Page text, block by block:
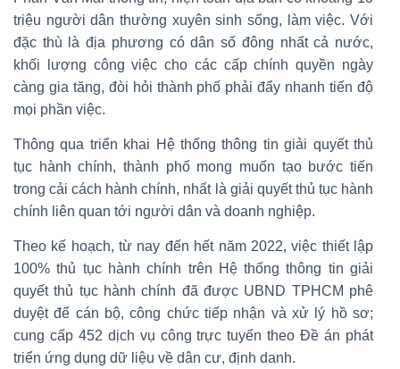
triệu người dân thường xuyên sinh sống, làm việc. Với
đặc thù là địa phương có dân số đông nhất cả nước,
khối lượng công việc cho các cấp chính quyền ngày
càng gia tăng, đòi hỏi thành phố phải đẩy nhanh tiến độ
mọi phần việc.
Thông qua triển khai Hệ thống thông tin giải quyết thủ
tục hành chính, thành phố mong muốn tạo bước tiến
trong cải cách hành chính, nhất là giải quyết thủ tục hành
chính liên quan tới người dân và doanh nghiệp.
Theo kế hoạch, từ nay đến hết năm 2022, việc thiết lập
100% thủ tục hành chính trên Hệ thống thông tin giải
quyết thủ tục hành chính đã được UBND TPHCM phê
duyệt để cán bộ, công chức tiếp nhận và xử lý hồ sơ;
cung cấp 452 dịch vụ công trực tuyến theo Đề án phát
triển ứng dụng dữ liệu về dân cư, định danh.